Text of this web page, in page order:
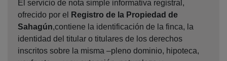
El servicio de nota simple informativa registral,
ofrecido por el
Registro de la Propiedad de
Sahagún,contiene la identificación de la finca, la
identidad del titular o titulares de los derechos
inscritos sobre la misma –pleno dominio, hipoteca,